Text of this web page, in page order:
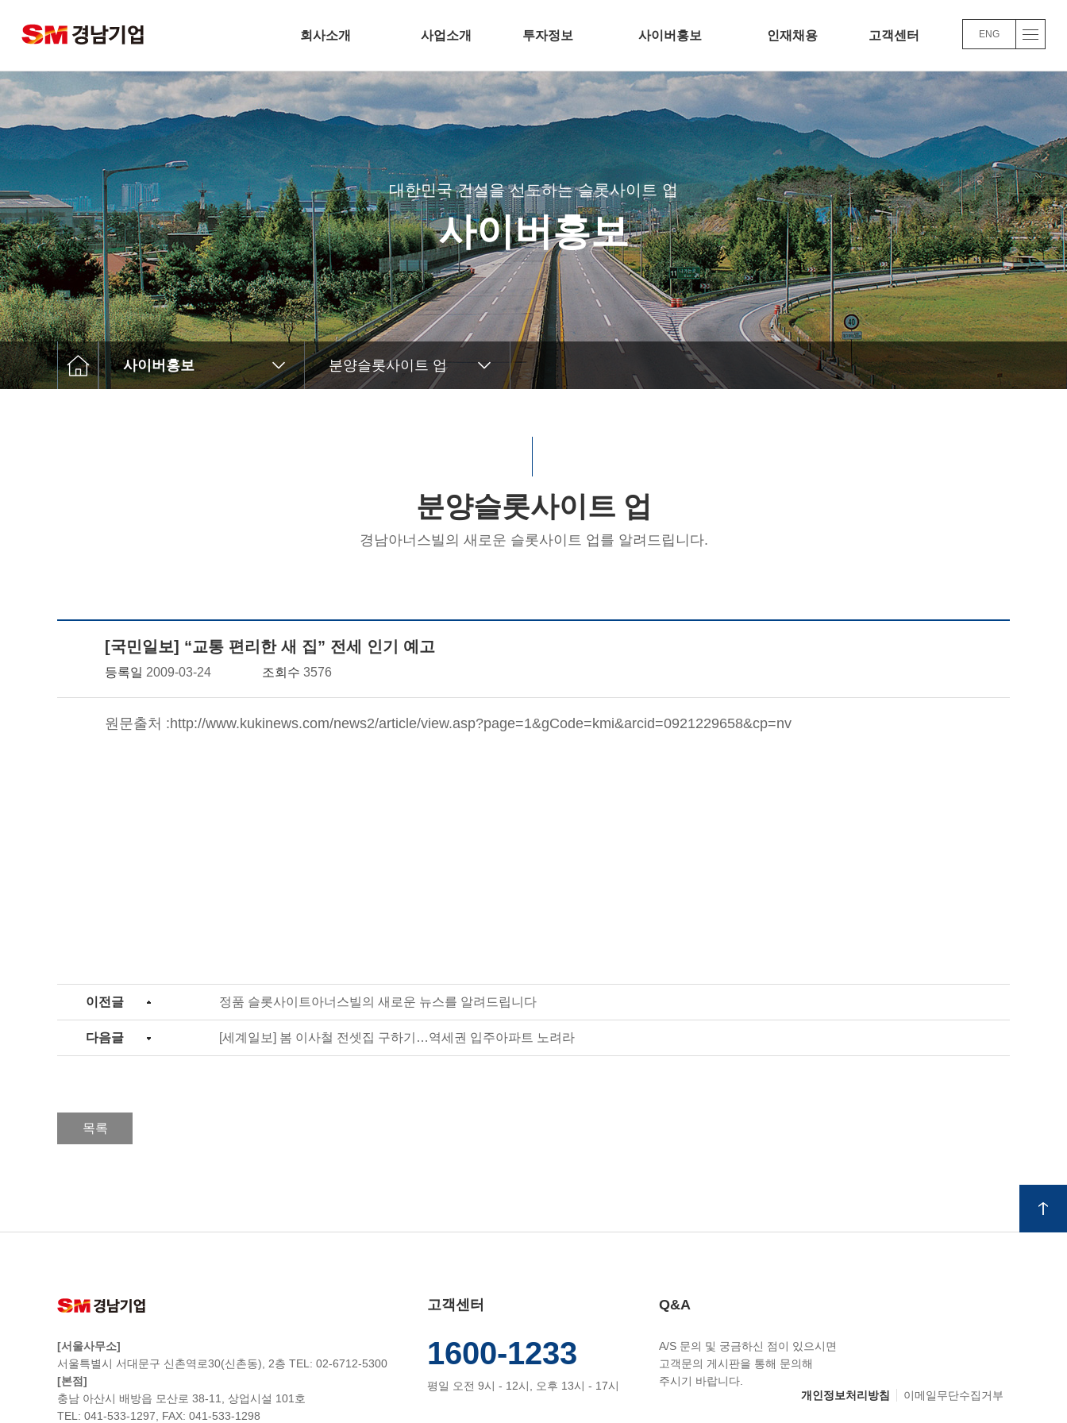
회사소개
기업개요
CEO 인사말
비전
주요연혁
경남슬롯사이트 볼트 메이저
안전보건방침
기술경영
환경경영
찾아오시는길
사업소개
건축
주택개발
토목
플랜트
환경
해외
인테리어
투자정보
전자공고
사이버홍보
언론 속 경남정품 슬롯사이트
분양슬롯사이트 업
CI
BI
TV광고
공기질 측정결과
인재채용
채용정보
인사/교육/복리후생
채용FAQ
고객센터
Q&A
슬롯사이트 업 주요사업실적
바로가기
품질/환경 경영방침
바로가기
ENG
대한민국 건설을 선도하는 슬롯사이트 업
사이버홍보
사이버홍보 분양슬롯사이트 업
분양슬롯사이트 업
경남아너스빌의 새로운 슬롯사이트 업를 알려드립니다.
[국민일보] “교통 편리한 새 집” 전세 인기 예고
등록일 2009-03-24 조회수 3576
원문출처 :http://www.kukinews.com/news2/article/view.asp?page=1&gCode=kmi&arcid=0921229658&cp=nv
이전글 정품 슬롯사이트아너스빌의 새로운 뉴스를 알려드립니다
다음글 [세계일보] 봄 이사철 전셋집 구하기…역세권 입주아파트 노려라
목록
[서울사무소]
서울특별시 서대문구 신촌역로30(신촌동), 2층 TEL: 02-6712-5300
[본점]
충남 아산시 배방읍 모산로 38-11, 상업시설 101호
TEL: 041-533-1297, FAX: 041-533-1298
고객센터
1600-1233
평일 오전 9시 - 12시, 오후 13시 - 17시
Q&A
A/S 문의 및 궁금하신 점이 있으시면
고객문의 게시판을 통해 문의해
주시기 바랍니다.
개인정보처리방침
이메일무단수집거부